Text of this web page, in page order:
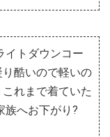
イトダウンコー
り酷いので軽いの
れまで着ていた
族へお下がり?